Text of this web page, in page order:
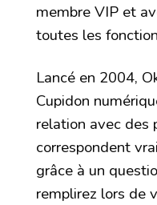
membre VIP et
toutes les
Lancé en 2004,
Cupidon
relation avec des
correspondent
grâce à un
remplirez lors de